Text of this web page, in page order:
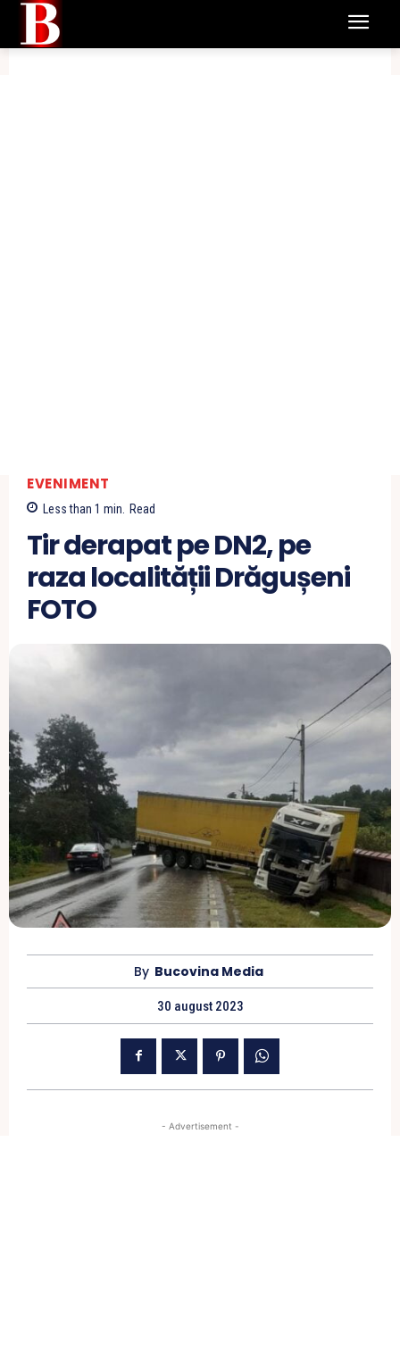
EVENIMENT
Less than 1 min. Read
Tir derapat pe DN2, pe
raza localității Drăgușeni
FOTO
By Bucovina Media
30 august 2023
- Advertisement -